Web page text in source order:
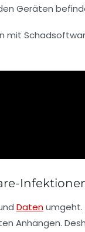
Geräten
mit
Datenumgeht.
Anhängen.